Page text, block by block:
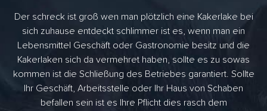
Der schreck ist groß wen man plötzlich eine Kakerlake bei
sich zuhause entdeckt schlimmer ist es, wenn man ein
Lebensmittel Geschäft oder Gastronomie besitz und die
Kakerlaken sich da vermehret haben, sollte es zu sowas
kommen ist die Schließung des Betriebes garantiert. Sollte
Ihr Geschäft, Arbeitsstelle oder Ihr Haus von Schaben
befallen sein ist es Ihre Pflicht dies rasch dem